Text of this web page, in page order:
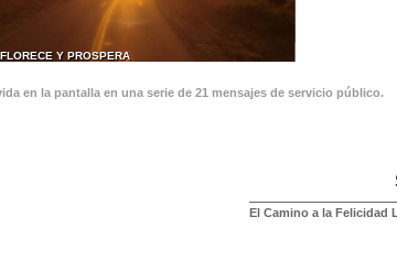
Y PROSPERA
en la pantalla en una serie de 21 mensajes de servicio público.
El Camino a la Felicidad